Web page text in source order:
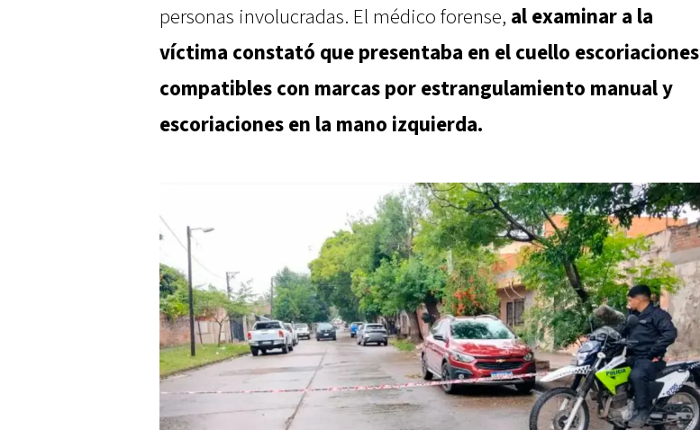
personas involucradas. El médico forense, al examinar a la
víctima constató que presentaba en el cuello escoriaciones
compatibles con marcas por estrangulamiento manual y
escoriaciones en la mano izquierda.